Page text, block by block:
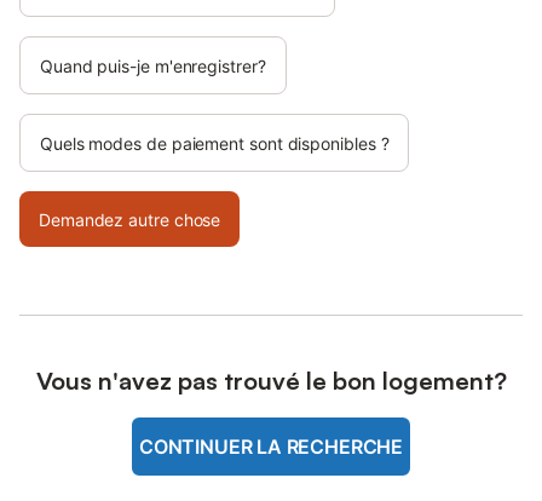
Quand puis-je m'enregistrer?
Quels modes de paiement sont disponibles ?
Demandez autre chose
Vous n'avez pas trouvé le bon logement?
CONTINUER LA RECHERCHE